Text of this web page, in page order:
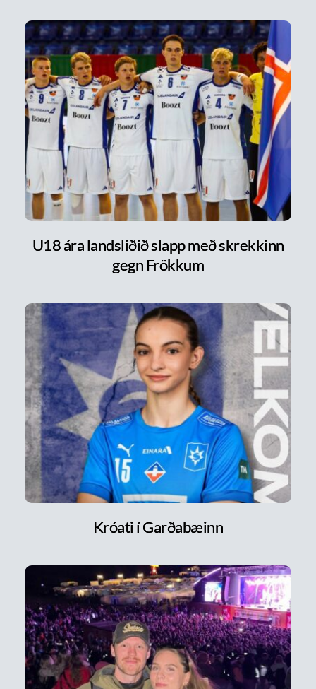
U18 ára landsliðið slapp með skrekkinn
gegn Frökkum
Króati í Garðabæinn